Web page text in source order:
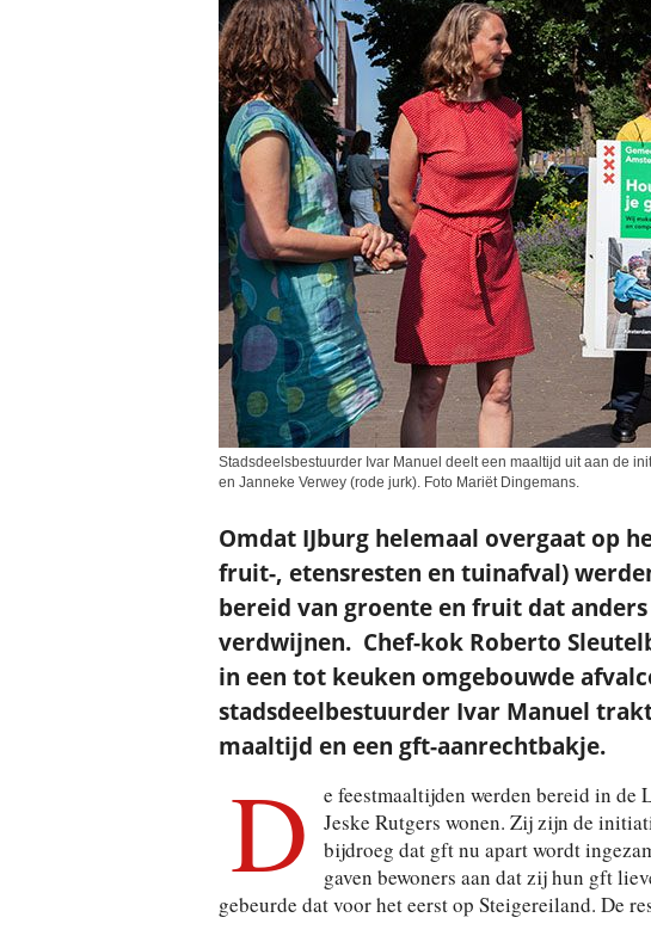
Stadsdeelsbestuurder Ivar Manuel deelt een maaltijd uit aan de
en Janneke Verwey (rode jurk). Foto Mariët Dingemans.
Omdat IJburg helemaal overgaat op
fruit-, etensresten en tuinafval)
bereid van groente en fruit dat
verdwijnen. Chef-kok Roberto
in een tot keuken omgebouwde
stadsdeelbestuurder Ivar Manuel
maaltijd en een gft-aanrechtbakje.
D
e feestmaaltijden werden bereid in de
Jeske Rutgers wonen. Zij zijn de
bijdroeg dat gft nu apart wordt
gaven bewoners aan dat zij hun gft
gebeurde dat voor het eerst op Steigereiland. De